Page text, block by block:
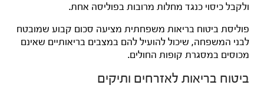
ולקבל כיסוי כנגד מחלות מרובות בפוליסה אחת.
פוליסת ביטוח בריאות משפחתית מציעה סכום קבוע שמובטח
לבני המשפחה, שיכול להועיל להם במצבים בריאותיים שאינם
מכוסים במסגרת קופות החולים.
ביטוח בריאות לאזרחים ותיקים